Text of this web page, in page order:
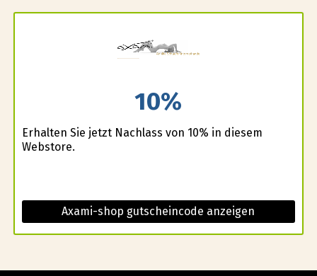
10%
Erhalten Sie jetzt Nachlass von 10% in diesem
Webstore.
Axami-shop gutscheincode anzeigen